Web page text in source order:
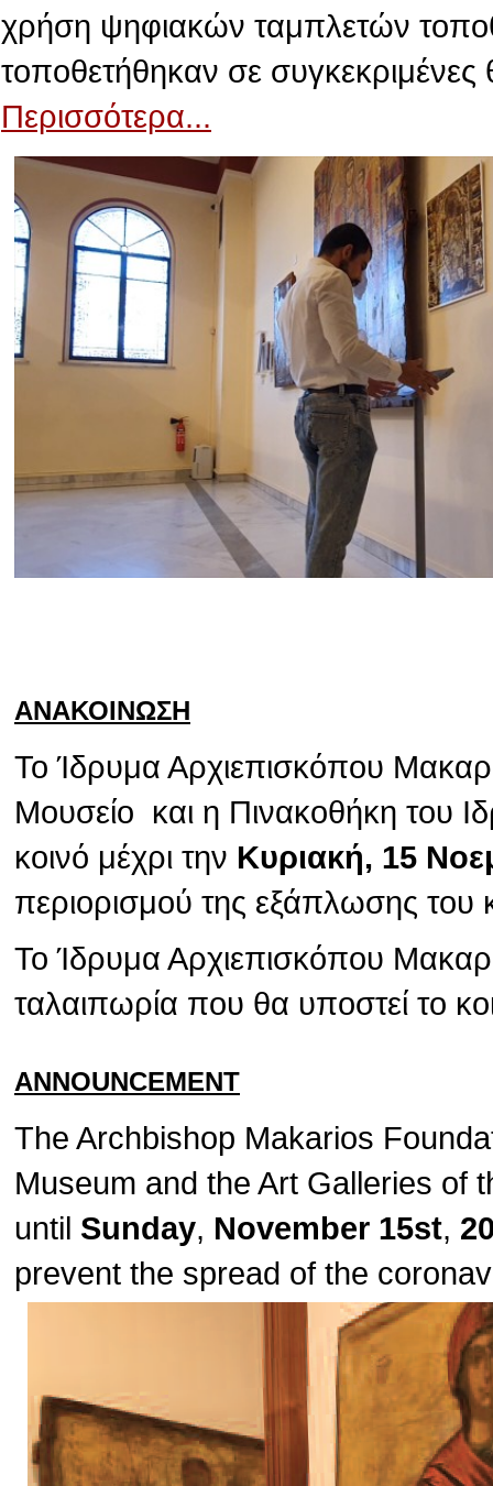
χρήση ψηφιακών ταμπλετών
τοποθετήθηκαν σε
Περισσότερα...
ΑΝΑΚΟΙΝΩΣΗ
Το Ίδρυμα Αρχιεπισκόπου
Μουσείο και η Πινακοθήκη του
κοινό μέχρι την Κυριακή, 15
περιορισμού της εξάπλωσης του
Το Ίδρυμα Αρχιεπισκόπου
ταλαιπωρία που θα υποστεί το
ANNOUNCEMENT
The Archbishop Makarios
Museum and the Art Galleries of
until Sunday, November 15st,
prevent the spread of the